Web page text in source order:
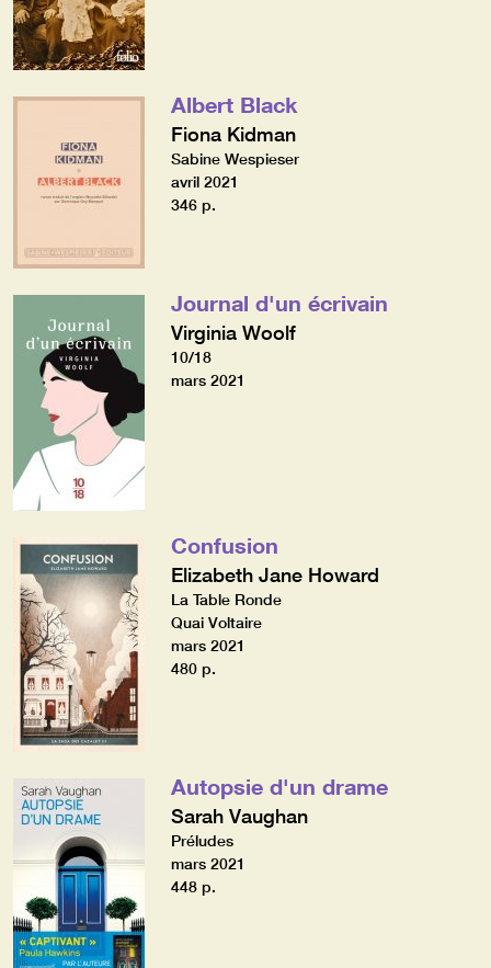
Albert Black
Fiona Kidman
Sabine Wespieser
avril 2021
346 p.
Journal d'un écrivain
Virginia Woolf
10/18
mars 2021
Confusion
Elizabeth Jane Howard
La Table Ronde
Quai Voltaire
mars 2021
480 p.
Autopsie d'un drame
Sarah Vaughan
Préludes
mars 2021
448 p.